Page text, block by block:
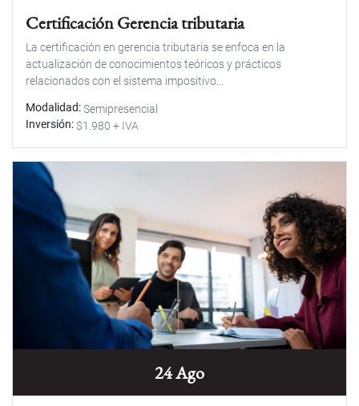
Certificación Gerencia tributaria
La certificación en gerencia tributaria se enfoca en la
actualización de conocimientos teóricos y prácticos
relacionados con el sistema impositivo...
Modalidad Semipresencial
Inversión $1.980 + IVA
24 Ago